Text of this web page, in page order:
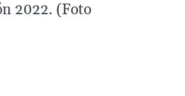
2022. (Foto